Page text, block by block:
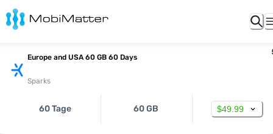
Europe and USA 60 GB 60 Days
Sparks
60 Tage 60 GB $49.99